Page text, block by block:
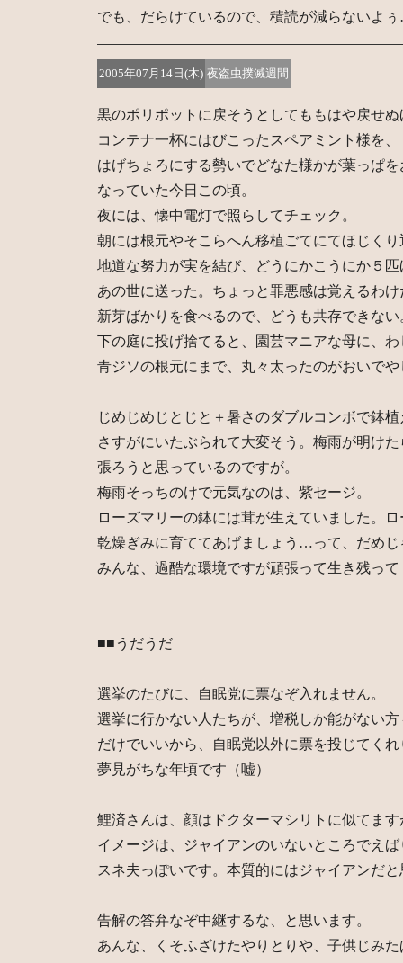
でも、だらけているので、積読が減らないよ
2005年07月14日(木) 夜盗虫撲滅週間
黒のポリポットに戻そうとしてももはや戻せぬ
コンテナ一杯にはびこったスペアミント様を、
はげちょろにする勢いでどなた様かが葉っぱ
なっていた今日この頃。
夜には、懐中電灯で照らしてチェック。
朝には根元やそこらへん移植ごてにてほじく
地道な努力が実を結び、どうにかこうにか５匹
あの世に送った。ちょっと罪悪感は覚えるわ
新芽ばかりを食べるので、どうも共存できない
下の庭に投げ捨てると、園芸マニアな母に、
青ジソの根元にまで、丸々太ったのがおいでや
じめじめじとじと＋暑さのダブルコンボで鉢
さすがにいたぶられて大変そう。梅雨が明け
張ろうと思っているのですが。
梅雨そっちのけで元気なのは、紫セージ。
ローズマリーの鉢には茸が生えていました。
乾燥ぎみに育ててあげましょう…って、だめじ
みんな、過酷な環境ですが頑張って生き残っ
■■うだうだ
選挙のたびに、自眠党に票なぞ入れません。
選挙に行かない人たちが、増税しか能がない
だけでいいから、自眠党以外に票を投じてく
夢見がちな年頃です（嘘）
鯉済さんは、顔はドクターマシリトに似てます
イメージは、ジャイアンのいないところでえば
スネ夫っぽいです。本質的にはジャイアンだ
告解の答弁なぞ中継するな、と思います。
あんな、くそふざけたやりとりや、子供じみ